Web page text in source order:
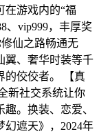
在游戏内的“福
、vip999，丰厚奖
仙之路畅通无
翼、奢华时装等千
的佼佼者。 【真
新社交系统让你
。换装、恋爱、
遮天》，2024年